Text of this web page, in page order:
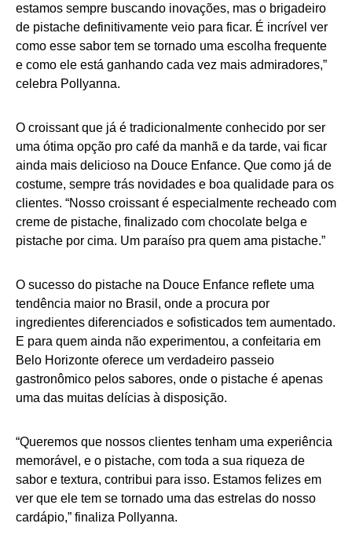
estamos sempre buscando inovações, mas o brigadeiro
de pistache definitivamente veio para ficar. É incrível ver
como esse sabor tem se tornado uma escolha frequente
e como ele está ganhando cada vez mais admiradores,”
celebra Pollyanna.
O croissant que já é tradicionalmente conhecido por ser
uma ótima opção pro café da manhã e da tarde, vai ficar
ainda mais delicioso na Douce Enfance. Que como já de
costume, sempre trás novidades e boa qualidade para os
clientes. “Nosso croissant é especialmente recheado com
creme de pistache, finalizado com chocolate belga e
pistache por cima. Um paraíso pra quem ama pistache.”
O sucesso do pistache na Douce Enfance reflete uma
tendência maior no Brasil, onde a procura por
ingredientes diferenciados e sofisticados tem aumentado.
E para quem ainda não experimentou, a confeitaria em
Belo Horizonte oferece um verdadeiro passeio
gastronômico pelos sabores, onde o pistache é apenas
uma das muitas delícias à disposição.
“Queremos que nossos clientes tenham uma experiência
memorável, e o pistache, com toda a sua riqueza de
sabor e textura, contribui para isso. Estamos felizes em
ver que ele tem se tornado uma das estrelas do nosso
cardápio,” finaliza Pollyanna.